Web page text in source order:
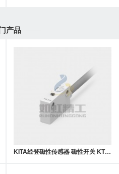
产品
KITA经登磁性传感器 磁性开关 KT1000D系列